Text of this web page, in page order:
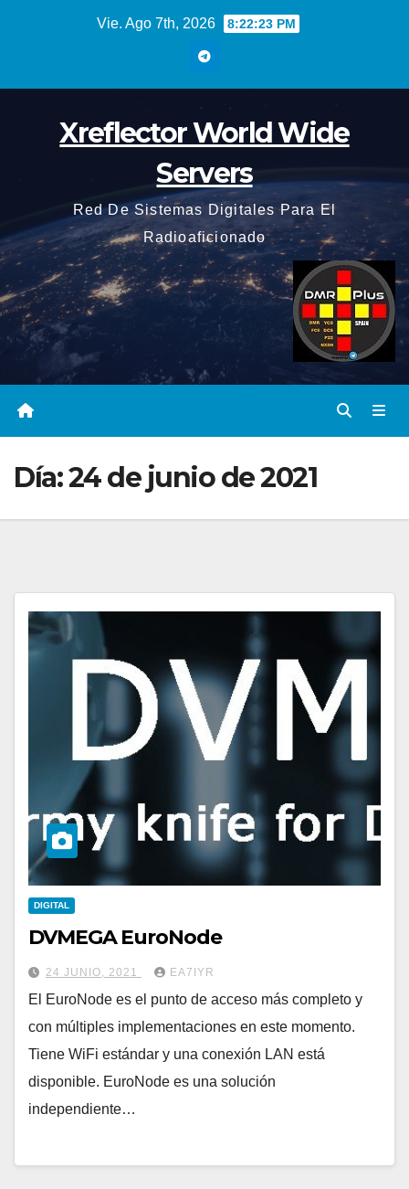
Vie. Ago 7th, 2026 8:22:23 PM
Xreflector World Wide
Servers
Red De Sistemas Digitales Para El
Radioaficionado
Día:24 de junio de 2021
DIGITAL
DVMEGA EuroNode
24 JUNIO, 2021 EA7IYR
El EuroNode es el punto de acceso más completo y
con múltiples implementaciones en este momento.
Tiene WiFi estándar y una conexión LAN está
disponible. EuroNode es una solución
independiente…